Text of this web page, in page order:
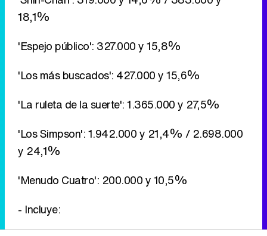
18,1%
'Espejo público': 327.000 y 15,8%
'Los más buscados': 427.000 y 15,6%
'La ruleta de la suerte': 1.365.000 y 27,5%
'Los Simpson': 1.942.000 y 21,4% / 2.698.000
y 24,1%
'Menudo Cuatro': 200.000 y 10,5%
- Incluye: